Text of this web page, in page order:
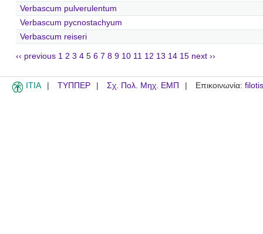
Verbascum pulverulentum
Verbascum pycnostachyum
Verbascum reiseri
‹‹ previous 1 2 3 4 5 6 7 8 9 10 11 12 13 14 15 next ››
ITIA ΤΥΠΠΕΡ Σχ. Πολ. Μηχ. ΕΜΠ Επικοινωνία: